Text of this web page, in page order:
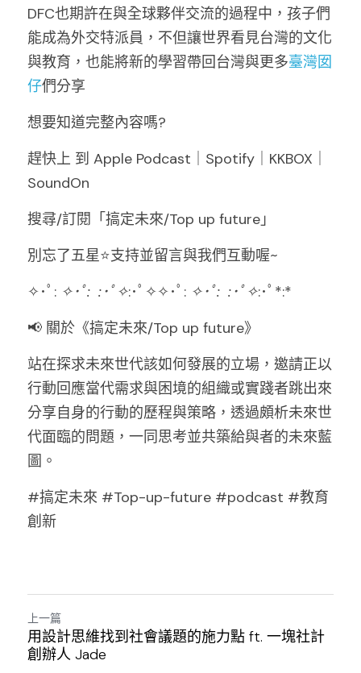
DFC也期許在與全球夥伴交流的過程中，孩子們
能成為外交特派員，不但讓世界看見台灣的文化
與教育，也能將新的學習帶回台灣與更多臺灣囡
仔們分享
想要知道完整內容嗎?
趕快上 到 Apple Podcast｜Spotify｜KKBOX｜
SoundOn
搜尋/訂閱「搞定未來/Top up future」
別忘了五星⭐支持並留言與我們互動喔~
✧･ﾟ: ✧･ﾟ: :･ﾟ✧:･ﾟ✧✧･ﾟ: ✧･ﾟ: :･ﾟ✧:･ﾟ*:*
📢 關於《搞定未來/Top up future》
站在探求未來世代該如何發展的立場，邀請正以
行動回應當代需求與困境的組織或實踐者跳出來
分享自身的行動的歷程與策略，透過頗析未來世
代面臨的問題，一同思考並共築給與者的未來藍
圖。
#搞定未來 #Top-up-future #podcast #教育
創新
上一篇
用設計思維找到社會議題的施力點 ft. 一塊社計
創辦人 Jade